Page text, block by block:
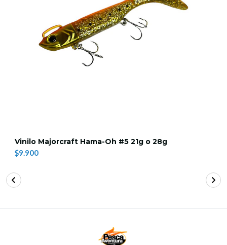
Vinilo Majorcraft Hama-Oh #5 21g o 28g
$9.900